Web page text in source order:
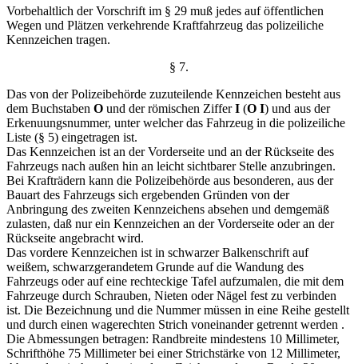
Vorbehaltlich der Vorschrift im § 29 muß jedes auf öffentlichen
Wegen und Plätzen verkehrende Kraftfahrzeug das polizeiliche
Kennzeichen tragen.
§ 7.
Das von der Polizeibehörde zuzuteilende Kennzeichen besteht aus
dem Buchstaben O und der römischen ZifferI (O I) und aus der
Erkenuungsnummer, unter welcher das Fahrzeug in die polizeiliche
Liste (§ 5) eingetragen ist.
Das Kennzeichen ist an der Vorderseite und an der Rückseite des
Fahrzeugs nach außen hin an leicht sichtbarer Stelle anzubringen.
Bei Krafträdern kann die Polizeibehörde aus besonderen, aus der
Bauart des Fahrzeugs sich ergebenden Gründen von der
Anbringung des zweiten Kennzeichens absehen und demgemäß
zulasten, daß nur ein Kennzeichen an der Vorderseite oder an der
Rückseite angebracht wird.
Das vordere Kennzeichen ist in schwarzer Balkenschrift auf
weißem, schwarzgerandetem Grunde auf die Wandung des
Fahrzeugs oder auf eine rechteckige Tafel aufzumalen, die mit dem
Fahrzeuge durch Schrauben, Nieten oder Nägel fest zu verbinden
ist. Die Bezeichnung und die Nummer müssen in eine Reihe gestellt
und durch einen wagerechten Strich voneinander getrennt werden .
Die Abmessungen betragen: Randbreite mindestens 10 Millimeter,
Schrifthöhe 75 Millimeter bei einer Strichstärke von 12 Millimeter,